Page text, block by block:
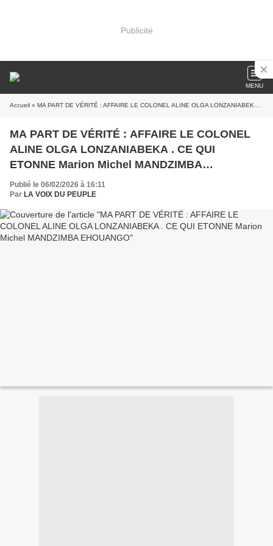
Publicité
MENU
Accueil » MA PART DE VÉRITÉ : AFFAIRE LE COLONEL ALINE OLGA LONZANIABEKA . CE QUI ETONNE Marion Michel MANDZIMBA EHOUANGO
MA PART DE VÉRITÉ : AFFAIRE LE COLONEL
ALINE OLGA LONZANIABEKA . CE QUI
ETONNE Marion Michel MANDZIMBA
EHOUANGO
Publié le 06/02/2026 à 16:11
Par LA VOIX DU PEUPLE